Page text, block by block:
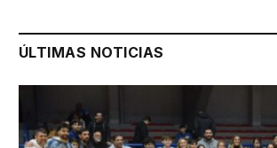
ÚLTIMAS NOTICIAS